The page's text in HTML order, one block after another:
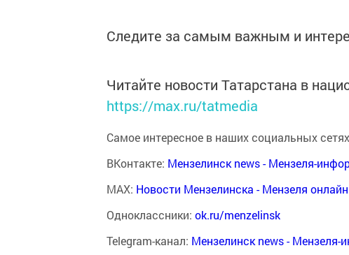
Следите за самым важным и
Читайте новости Татарстана в
https://max.ru/tatmedia
Самое интересное в наших социальных
ВКонтакте: Мензелинск news - Мензеля-
MAX: Новости Мензелинска - Мензеля онлайн
Одноклассники: ok.ru/menzelinsk
Telegram-канал: Мензелинск news - Мензеля-